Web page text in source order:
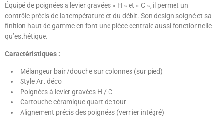
Équipé de poignées à levier gravées « H » et « C », il permet un
contrôle précis de la température et du débit. Son design soigné et sa
finition haut de gamme en font une pièce centrale aussi fonctionnelle
qu’esthétique.
Caractéristiques :
Mélangeur bain/douche sur colonnes (sur pied)
Style Art déco
Poignées à levier gravées H / C
Cartouche céramique quart de tour
Alignement précis des poignées (vernier intégré)